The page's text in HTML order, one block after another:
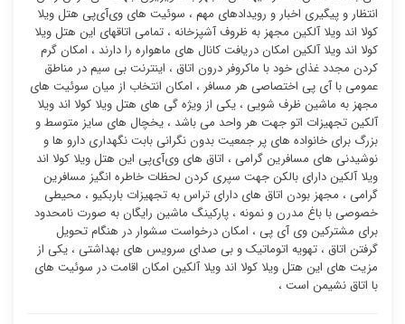
انتظار و پیگیری اخبار و رویدادهای مهم ، سوئیت ‌های وی‌آی‌پی هتل ویلا
کولا اند ویلا آلکین مجهز به ظروف آشپزخانه ، تمامی اتاقهای این هتل ویلا
کولا اند ویلا آلکین امکان دریافت کانال های ماهواره را دارند ، امکان گرم
کردن مجدد غذای خود با ماکروفر درون اتاق ، اینترنت بی سیم در مناطق
عمومی با آی پی اختصاصی هر مسافر ، امکان انتخاب از میان سوئیت ‌های
مجهز به ماشین ظرف شویی ، یکی از ویژه گی های هتل ویلا کولا اند ویلا
آلکین تجهیزات اتو جهت هر واحد می باشد ، یخچال های سایز متوسط و
بزرگ برای خانواده های پر جمعیت بدون نگرانی بابت نگهداری دارو ها و
نوشیدنی های مسافرین گرامی ، اتاق های وی‌آی‌پی این هتل ویلا کولا اند
ویلا آلکین دارای بالکن جهت سپری کردن لحظات خاطره انگیز مسافرین
گرامی ، مجهز بودن اتاق های دارای تراس به تجهیزات باربکیو ، محیطی
خصوصی با باغ مدرن و نمونه ، پارکینگ ماشین رایگان به صورت نامحدود
برای مشترکین وی آی پی ، امکان درخواست سشوار در هنگام تحویل
گرفتن اتاق ، تهویه اتوماتیک و بی صدای سرویس های بهداشتی ، یکی از
مزیت های این هتل ویلا کولا اند ویلا آلکین امکان اقامت در سوئیت ‌های
با اتاق نشیمن است ،